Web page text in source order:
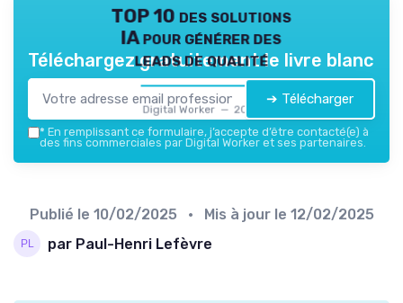
TOP 10 des solutions
IA pour générer des
leads de qualité
Digital Worker — 2026
Téléchargez gratuitement le livre blanc
➔ Télécharger
* En remplissant ce formulaire, j’accepte d’être contacté(e) à
des fins commerciales par Digital Worker et ses partenaires.
Publié le 10/02/2025 • Mis à jour le 12/02/2025
par Paul-Henri Lefèvre